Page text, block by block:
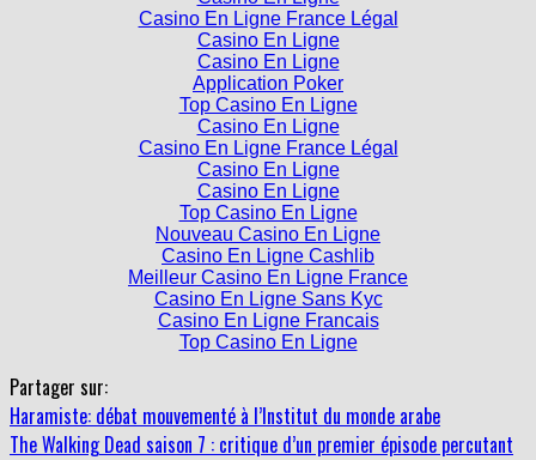
Casino En Ligne France Légal
Casino En Ligne
Casino En Ligne
Application Poker
Top Casino En Ligne
Casino En Ligne
Casino En Ligne France Légal
Casino En Ligne
Casino En Ligne
Top Casino En Ligne
Nouveau Casino En Ligne
Casino En Ligne Cashlib
Meilleur Casino En Ligne France
Casino En Ligne Sans Kyc
Casino En Ligne Francais
Top Casino En Ligne
Partager sur:
Haramiste: débat mouvementé à l’Institut du monde arabe
The Walking Dead saison 7 : critique d’un premier épisode percutant